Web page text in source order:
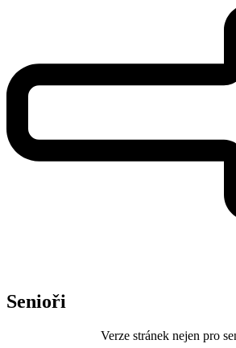
Senioři
Verze stránek nejen pro